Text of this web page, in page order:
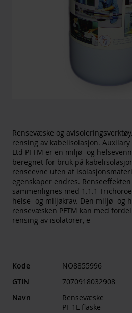
Rensevæske og
rensing av kabelisolasjon.
Ltd PFTM er en miljø- og
beregnet for bruk på
renseevne uten at
egenskaper endres.
sammenlignes med 1.1.1
helse- og miljøkrav. Den miljø- og
rensevæsken PFTM kan med
rensing av isolatorer, e
Kode
NO8855996
GTIN
7070918032908
Navn
Rensevæske
PF 1L flaske